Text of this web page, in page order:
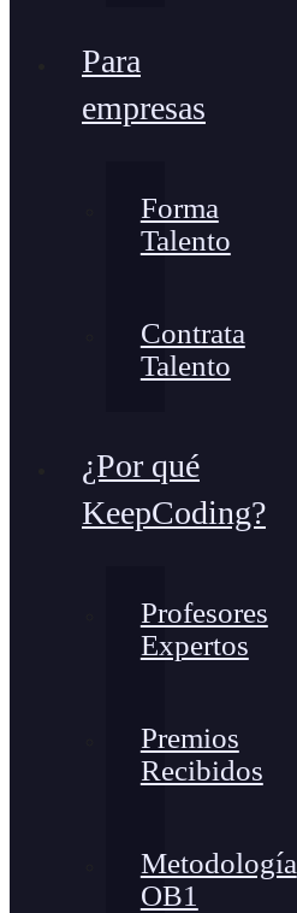
Para
empresas
Forma
Talento
Contrata
Talento
¿Por qué
KeepCoding?
Profesores
Expertos
Premios
Recibidos
Metodología
OB1